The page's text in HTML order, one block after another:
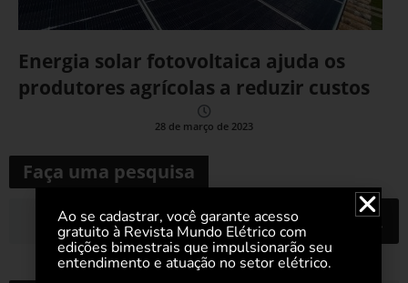
Energia solar fotovoltaica ajuda os
produtores agrícolas a reduzir custos
28 de março de 2023
Faça uma pesquisa
Ao se cadastrar, você garante acesso
gratuito à Revista Mundo Elétrico com
edições bimestrais que impulsionarão seu
entendimento e atuação no setor elétrico.